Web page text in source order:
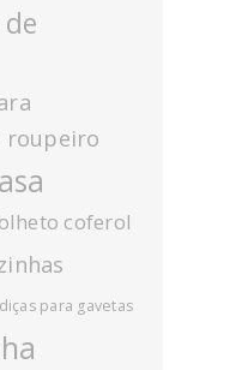
roupeiro
asa
coferol
para gavetas